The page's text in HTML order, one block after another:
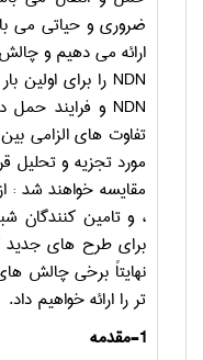
ضروری و حیاتی می
ارائه می دهیم و
NDN را برای اولین
NDN و فرایند حمل
تفاوت های الزامی
مورد تجزیه و تحلیل
مقایسه خواهند شد :
، و تامین
برای طرح های
نهایتاً برخی چالش
تر را ارائه خواهیم داد.
1- مقدمه